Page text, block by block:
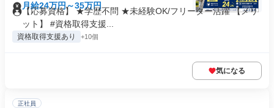
月給24万円～35万円
【応募資格】 ★学歴不問 ★未経験OK/フリーター活躍 【メリ
ット】 #資格取得支援...
資格取得支援あり +10個
気になる
正社員